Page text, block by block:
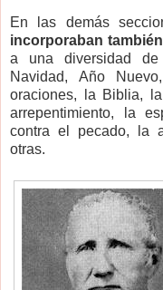
En las demás
incorporaban
a una diversidad
Navidad, Año
oraciones, la Biblia,
arrepentimiento, la
contra el pecado, la
otras.